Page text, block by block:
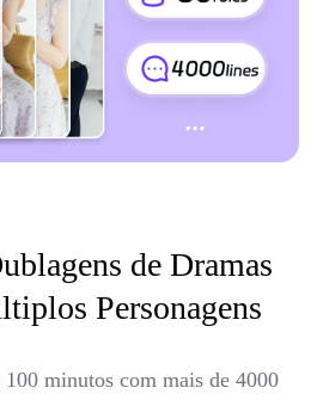
de Dramas
Personagens
minutos com mais de 4000